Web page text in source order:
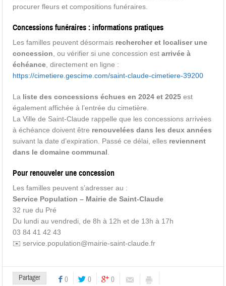
procurer fleurs et compositions funéraires.
Concessions funéraires : informations pratiques
Les familles peuvent désormais rechercher et localiser une
concession , ou vérifier si une concession estarrivée à
échéance , directement en ligne :
https://cimetiere.gescime.com/saint-claude-cimetiere-39200
La liste des concessions échues en 2024 et 2025 est
également affichée à l’entrée du cimetière.
La Ville de Saint-Claude rappelle que les concessions arrivées
à échéance doivent être renouvelées dans les deux années
suivant la date d’expiration. Passé ce délai, elles reviennent
dans le domaine communal
Pour renouveler une concession
Les familles peuvent s’adresser au :
Service Population – Mairie de Saint-Claude
32 rue du Pré
Du lundi au vendredi, de 8h à 12h et de 13h à 17h
03 84 41 42 43
✉️ service.population@mairie-saint-claude.fr
Partager 0 0 0